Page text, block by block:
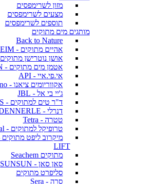
מזון לשרימפסים
מצעים לשרימפסים
תוספים לשרימפסים
מותגים מים מתוקים
Back to Nature
אהיים מתוקים - EHEIM
אושן נוטרישן מתוקים
אטמן מים מתוקים - ATMAN
אי.פי.איי - API
אקווריומים ציאנו - Ciano
ג'יי בי אל - JBL
ד"ר טים למתוקים - DR. TIM'S
דנרלי - DENNERLE
טטרה - Tetra
טרופיקל למתוקים - Tropical
LIFT
מתוקים Seachem
סאן סאן - SUNSUN
סליפרט מתוקים
סרה - Sera